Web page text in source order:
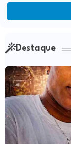
Destaque